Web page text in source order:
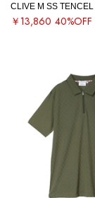
CLIVE M SS
￥13,860 40%OFF